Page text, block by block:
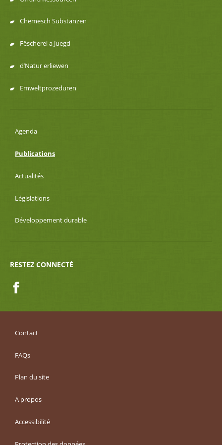
Chemesch Substanzen
Fëscherei a Juegd
d’Natur erliewen
Emweltprozeduren
Agenda
Publications
Actualités
Législations
Développement durable
RESTEZ CONNECTÉ
Contact
FAQs
Plan du site
A propos
Accessibilité